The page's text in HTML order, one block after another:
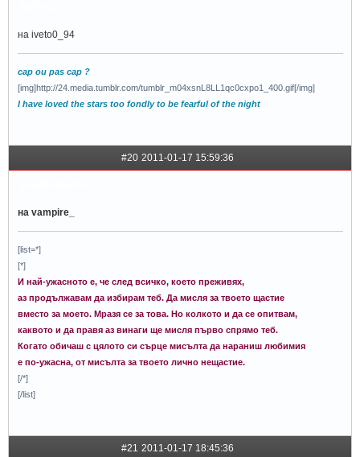
на iveto0_94
cap ou pas cap ?
[img]http://24.media.tumblr.com/tumblr_m04xsnL8LL1qc0cxpo1_400.gif[/img]
I have loved the stars too fondly to be fearful of the night
#20 2011-01-17 15:59:36
на vampire_
[list=*]
[*]
И най-ужасното е, че след всичко, което преживях,
аз продължавам да избирам теб. Да мисля за твоето щастие
вместо за моето. Мразя се за това. Но колкото и да се опитвам,
каквото и да правя аз винаги ще мисля първо спрямо теб.
Когато обичаш с цялото си сърце мисълта да нараниш любимия
е по-ужасна, от мисълта за твоето лично нещастие.
[/*]
[/list]
#21 2011-01-17 18:45:36